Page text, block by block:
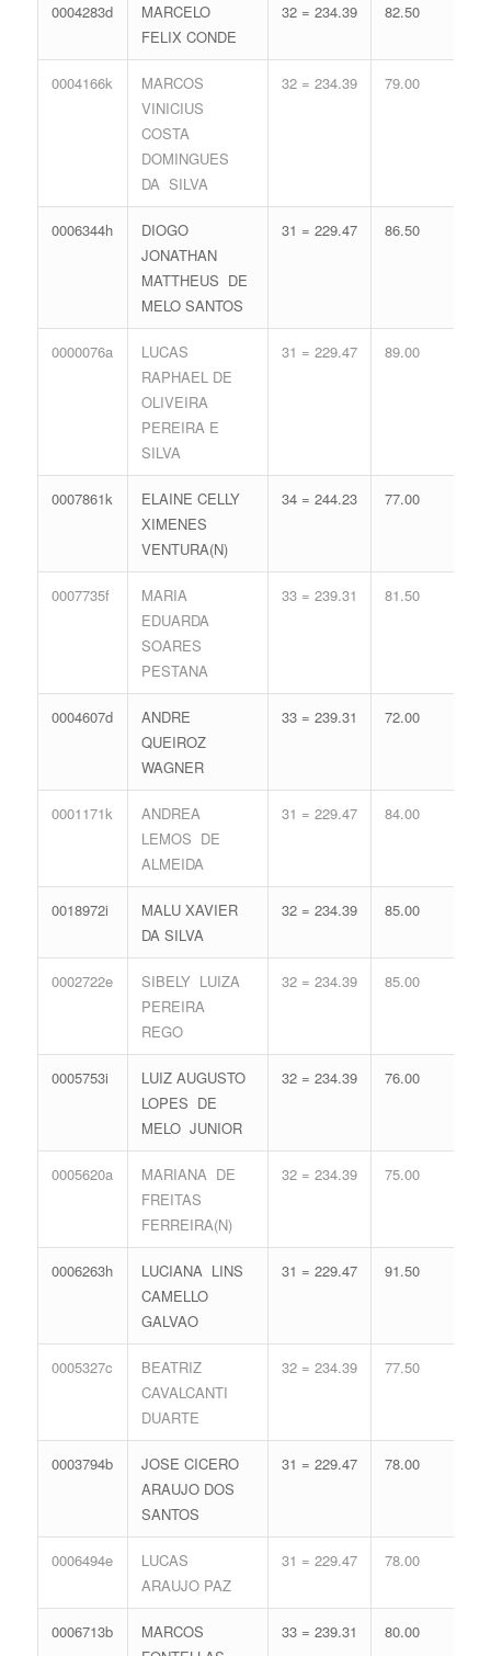
0004283d
MARCELO
FELIX CONDE
32 = 234.39 82.50
0004166k
MARCOS
VINICIUS
COSTA
DOMINGUES
DA SILVA
32 = 234.39 79.00
0006344h
DIOGO
JONATHAN
MATTHEUS DE
MELO SANTOS
31 = 229.47 86.50
0000076a
LUCAS
RAPHAEL DE
OLIVEIRA
PEREIRA E
SILVA
31 = 229.47 89.00
0007861k
ELAINE CELLY
XIMENES
VENTURA(N)
34 = 244.23 77.00
0007735f
MARIA
EDUARDA
SOARES
PESTANA
33 = 239.31 81.50
0004607d
ANDRE
QUEIROZ
WAGNER
33 = 239.31 72.00
0001171k
ANDREA
LEMOS DE
ALMEIDA
31 = 229.47 84.00
0018972i
MALU XAVIER
DA SILVA
32 = 234.39 85.00
0002722e
SIBELY LUIZA
PEREIRA
REGO
32 = 234.39 85.00
0005753i
LUIZ AUGUSTO
LOPES DE
MELO JUNIOR
32 = 234.39 76.00
0005620a
MARIANA DE
FREITAS
FERREIRA(N)
32 = 234.39 75.00
0006263h
LUCIANA LINS
CAMELLO
GALVAO
31 = 229.47 91.50
0005327c
BEATRIZ
CAVALCANTI
DUARTE
32 = 234.39 77.50
0003794b
JOSE CICERO
ARAUJO DOS
SANTOS
31 = 229.47 78.00
0006494e
LUCAS
ARAUJO PAZ
31 = 229.47 78.00
0006713b
MARCOS
33 = 239.31 80.00